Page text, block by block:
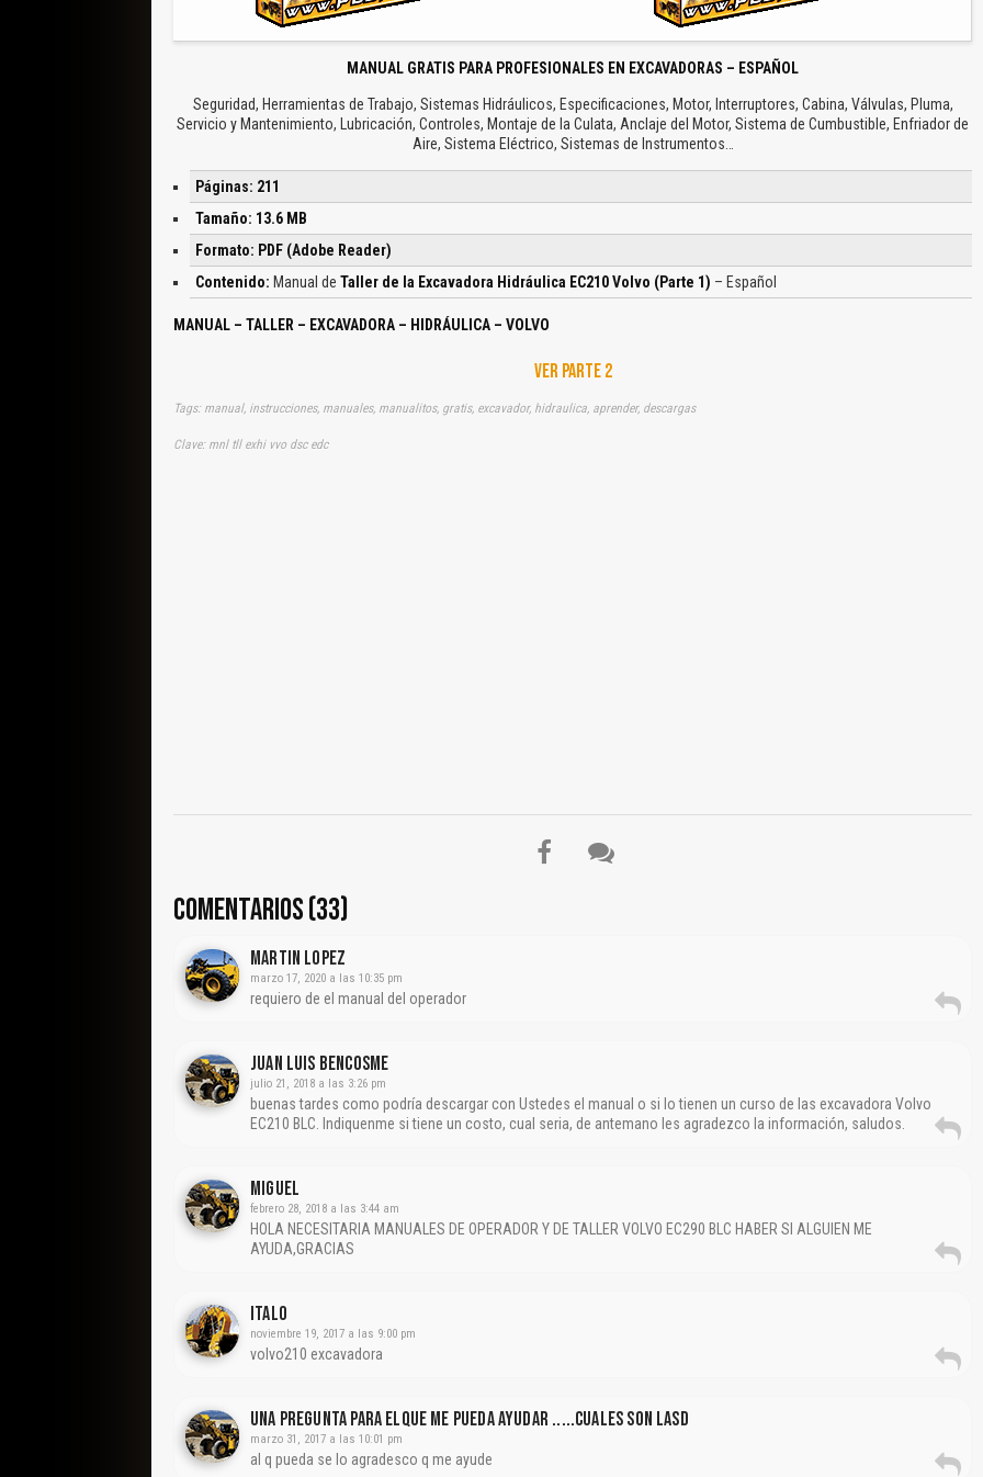
MANUAL GRATIS PARA PROFESIONALES EN EXCAVADORAS – ESPAÑOL
Seguridad, Herramientas de Trabajo, Sistemas Hidráulicos, Especificaciones, Motor, Interruptores, Cabina, Válvulas, Pluma,
Servicio y Mantenimiento, Lubricación, Controles, Montaje de la Culata, Anclaje del Motor, Sistema de Cumbustible, Enfriador de
Aire, Sistema Eléctrico, Sistemas de Instrumentos…
Páginas: 211
Tamaño: 13.6 MB
Formato: PDF (Adobe Reader)
Contenido: Manual de Taller de la Excavadora Hidráulica EC210 Volvo (Parte 1) – Español
MANUAL – TALLER – EXCAVADORA – HIDRÁULICA – VOLVO
VER PARTE 2
Tags: manual, instrucciones, manuales, manualitos, gratis, excavador, hidraulica, aprender, descargas
Clave: mnl tll exhi vvo dsc edc
COMENTARIOS (33)
Martin Lopez
marzo 17, 2020 a las 10:35 pm
requiero de el manual del operador
Juan Luis Bencosme
julio 21, 2018 a las 3:26 pm
buenas tardes como podría descargar con Ustedes el manual o si lo tienen un curso de las excavadora Volvo
EC210 BLC. Indiquenme si tiene un costo, cual seria, de antemano les agradezco la información, saludos.
MIGUEL
febrero 28, 2018 a las 3:44 am
HOLA NECESITARIA MANUALES DE OPERADOR Y DE TALLER VOLVO EC290 BLC HABER SI ALGUIEN ME
AYUDA,GRACIAS
Italo
noviembre 19, 2017 a las 9:00 pm
volvo210 excavadora
UNA PREGUNTA PARA ELQUE ME PUEDA AYUDAR .....CUALES SON LASD
marzo 31, 2017 a las 10:01 pm
al q pueda se lo agradesco q me ayude
Reportar otro tipo de error...